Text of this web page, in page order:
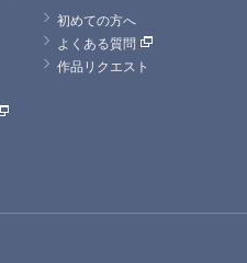
初めての方へ
よくある質問
作品リクエスト